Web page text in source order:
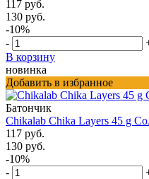
117 руб.
130 руб.
-10%
-
В корзину
новинка
Добавить в избранное
Батончик
Chikalab Chika Layers 45 g
117 руб.
130 руб.
-10%
-